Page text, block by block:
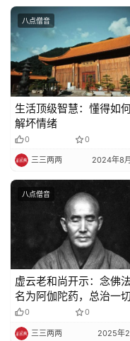
八点僧音
生活顶级智慧：懂得如
解坏情绪
0 0
三三两两 2024年8
八点僧音
虚云老和尚开示：念佛
名为阿伽陀药，总治一
0 0
三三两两 2025年